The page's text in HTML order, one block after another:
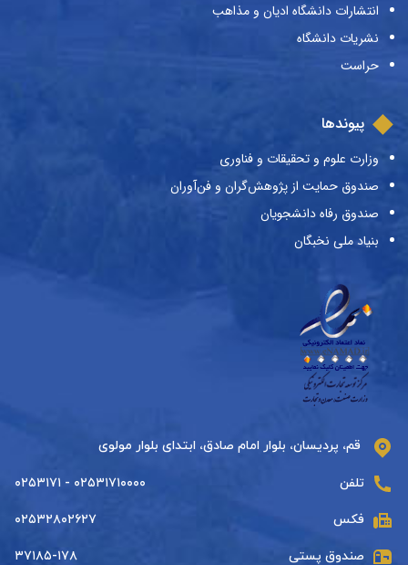
انتشارات دانشگاه ادیان و مذاهب
نشریات دانشگاه
حراست
پیوندها
وزارت علوم و تحقیقات و فناوری
صندوق حمایت از پژوهش‌گران و فن‌آوران
صندوق رفاه دانشجویان
بنیاد ملی نخبگان
قم، پردیسان، بلوار امام صادق، ابتدای بلوار مولوی
تلفن ۰۲۵۳۱۷۱۰۰۰۰ - ۰۲۵۳۱۷۱
فکس ۰۲۵۳۲۸۰۲۶۲۷
صندوق پستی ۳۷۱۸۵-۱۷۸